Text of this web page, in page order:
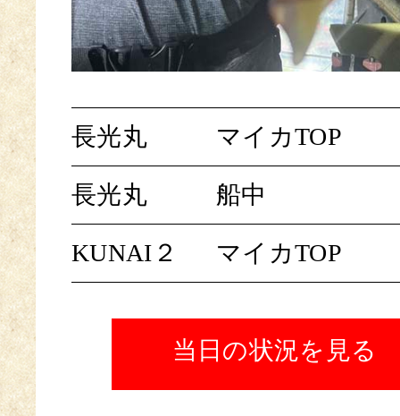
長光丸 マイカTOP
長光丸 船中
KUNAI２ マイカTOP
当日の状況を見る